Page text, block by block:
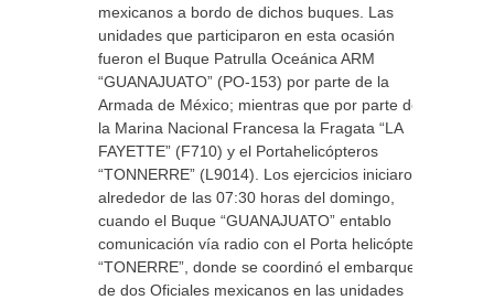
mexicanos a bordo de dichos buques. Las
unidades que participaron en esta ocasión
fueron el Buque Patrulla Oceánica ARM
“GUANAJUATO” (PO-153) por parte de la
Armada de México; mientras que por parte de
la Marina Nacional Francesa la Fragata “LA
FAYETTE” (F710) y el Portahelicópteros
“TONNERRE” (L9014). Los ejercicios iniciaron
alrededor de las 07:30 horas del domingo,
cuando el Buque “GUANAJUATO” entablo
comunicación vía radio con el Porta helicóptero
“TONERRE”, donde se coordinó el embarque
de dos Oficiales mexicanos en las unidades